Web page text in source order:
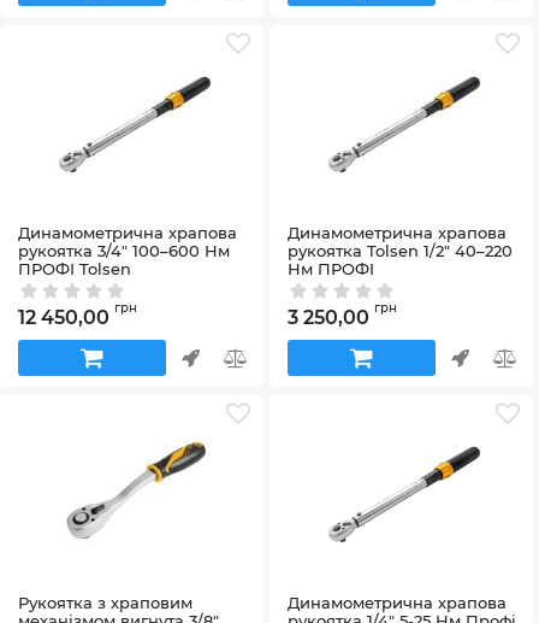
Динамометрична храпова
рукоятка 3/4" 100–600 Нм
ПРОФІ Tolsen
Артикул:19669
12 450,00 грн
Динамометрична храпова
рукоятка Tolsen 1/2" 40–220
Нм ПРОФІ
Артикул:19667
3 250,00 грн
Рукоятка з храповим
Динамометрична храпова